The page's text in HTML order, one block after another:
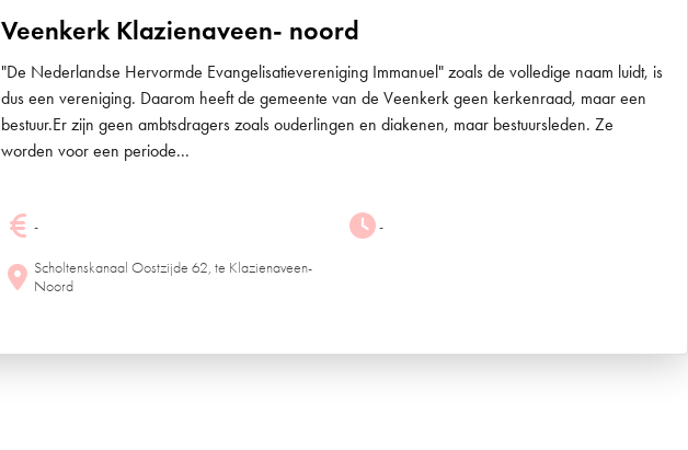
Veenkerk Klazienaveen- noord
"De Nederlandse Hervormde Evangelisatievereniging Immanuel" zoals de volledige naam luidt, is
dus een vereniging. Daarom heeft de gemeente van de Veenkerk geen kerkenraad, maar een
bestuur.Er zijn geen ambtsdragers zoals ouderlingen en diakenen, maar bestuursleden. Ze
worden voor een periode...
- -
Scholtenskanaal Oostzijde 62, te Klazienaveen-
Noord